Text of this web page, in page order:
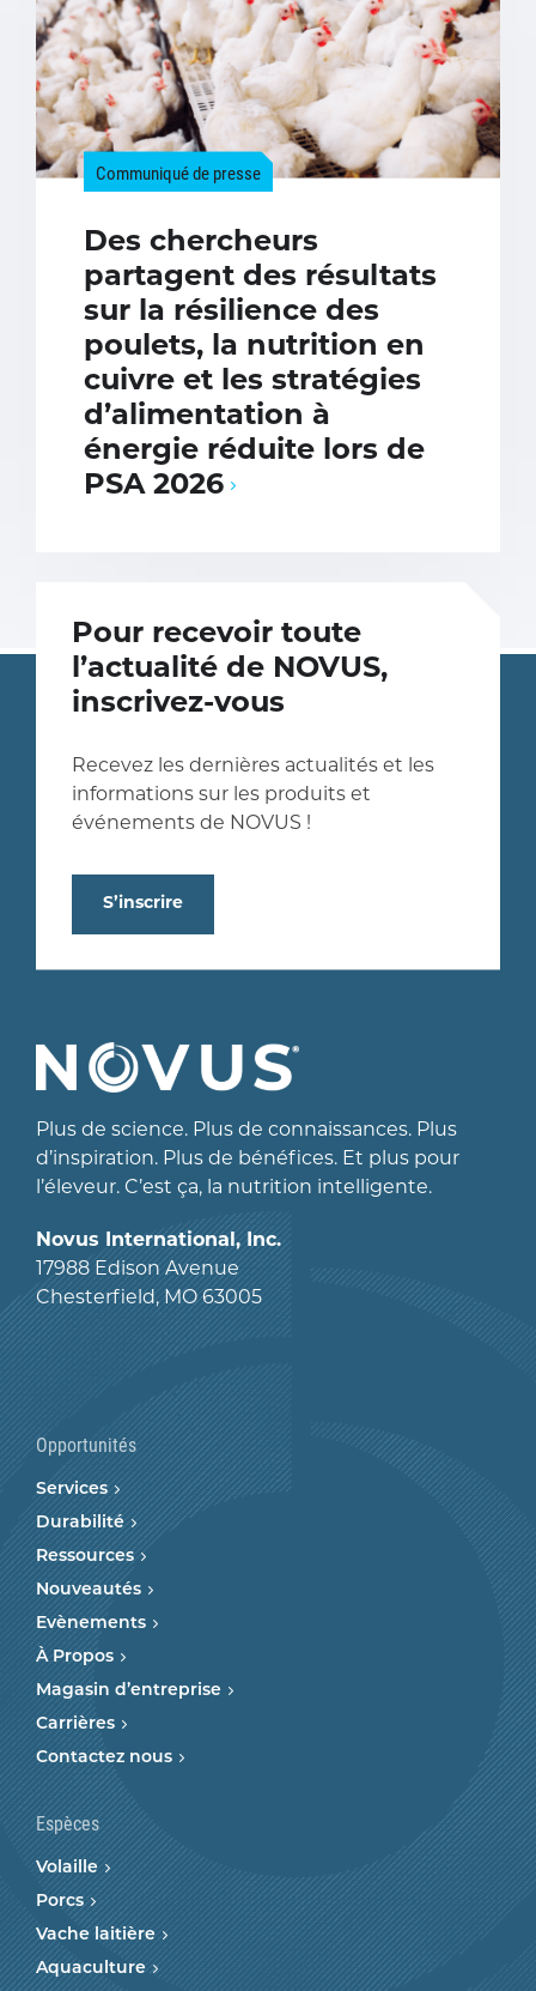
Communiqué de presse
Des chercheurs
partagent des résultats
sur la résilience des
poulets, la nutrition en
cuivre et les stratégies
d’alimentation à
énergie réduite lors de
PSA 2026
Pour recevoir toute
l’actualité de NOVUS,
inscrivez-vous
Recevez les dernières actualités et les
informations sur les produits et
événements de NOVUS !
S’inscrire
Plus de science. Plus de connaissances. Plus
d’inspiration. Plus de bénéfices. Et plus pour
l’éleveur. C’est ça, la nutrition intelligente.
Novus International, Inc.
17988 Edison Avenue
Chesterfield, MO 63005
Opportunités
Services
Durabilité
Ressources
Nouveautés
Evènements
À Propos
Magasin d’entreprise
Carrières
Contactez nous
Espèces
Volaille
Porcs
Vache laitière
Aquaculture